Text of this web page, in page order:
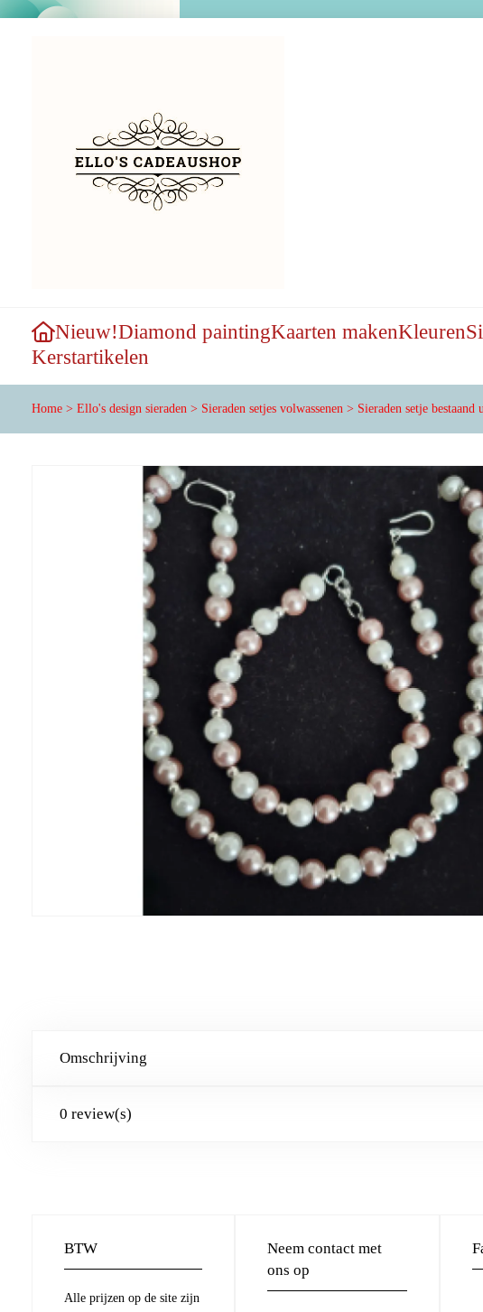
Nieuw!Diamond paintingKaarten makenKleuren
Kerstartikelen
Home > Ello's design sieraden > Sieraden setjes volwassenen > Sieraden setje
Omschrijving
0 review(s)
BTW
Alle prijzen op de site zijn
Neem contact met
ons op